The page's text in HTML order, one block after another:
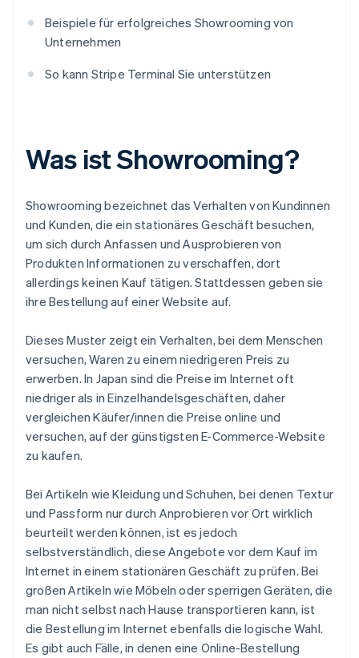
Beispiele für erfolgreiches Showrooming von
Unternehmen
So kann Stripe Terminal Sie unterstützen
Was ist Showrooming?
Showrooming bezeichnet das Verhalten von Kundinnen
und Kunden, die ein stationäres Geschäft besuchen,
um sich durch Anfassen und Ausprobieren von
Produkten Informationen zu verschaffen, dort
allerdings keinen Kauf tätigen. Stattdessen geben sie
ihre Bestellung auf einer Website auf.
Dieses Muster zeigt ein Verhalten, bei dem Menschen
versuchen, Waren zu einem niedrigeren Preis zu
erwerben. In Japan sind die Preise im Internet oft
niedriger als in Einzelhandelsgeschäften, daher
vergleichen Käufer/innen die Preise online und
versuchen, auf der günstigsten E-Commerce-Website
zu kaufen.
Bei Artikeln wie Kleidung und Schuhen, bei denen Textur
und Passform nur durch Anprobieren vor Ort wirklich
beurteilt werden können, ist es jedoch
selbstverständlich, diese Angebote vor dem Kauf im
Internet in einem stationären Geschäft zu prüfen. Bei
großen Artikeln wie Möbeln oder sperrigen Geräten, die
man nicht selbst nach Hause transportieren kann, ist
die Bestellung im Internet ebenfalls die logische Wahl.
Es gibt auch Fälle, in denen eine Online-Bestellung